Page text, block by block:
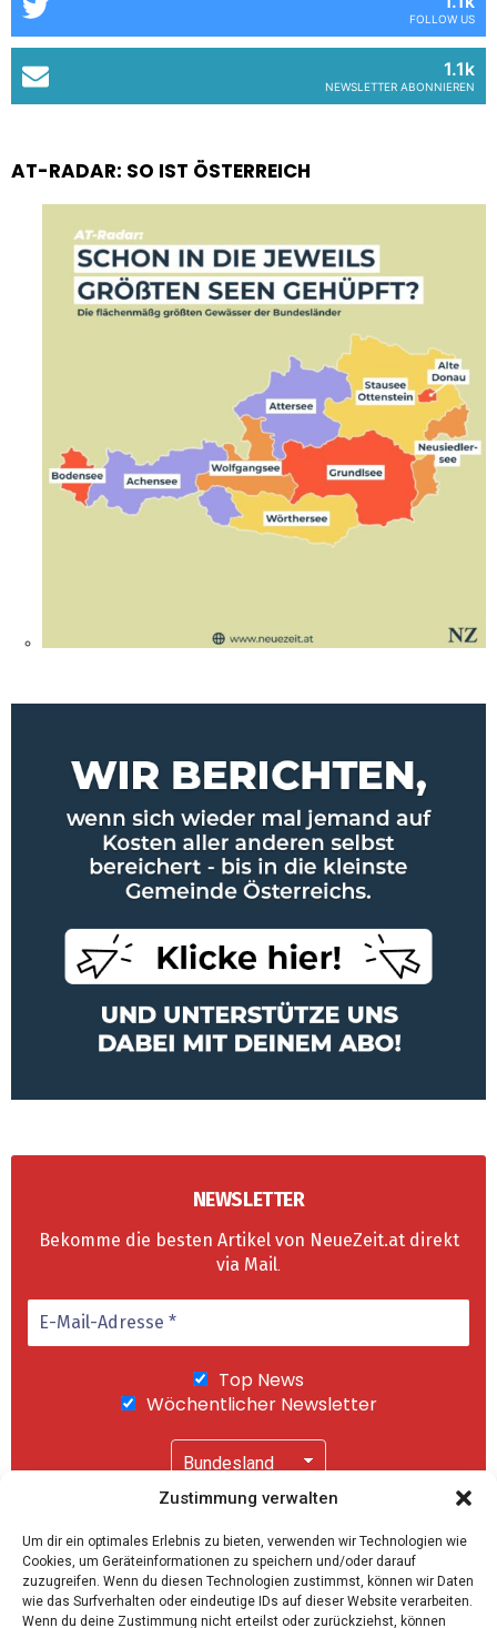
Zustimmung verwalten
Um dir ein optimales Erlebnis zu bieten, verwenden wir Technologien wie
Cookies, um Geräteinformationen zu speichern und/oder darauf
zuzugreifen. Wenn du diesen Technologien zustimmst, können wir Daten
wie das Surfverhalten oder eindeutige IDs auf dieser Website verarbeiten.
Wenn du deine Zustimmung nicht erteilst oder zurückziehst, können
FOLLOW US
1.1k
NEWSLETTER ABONNIEREN
AT-RADAR: SO IST ÖSTERREICH
NEWSLETTER
Bekomme die besten Artikel von NeueZeit.at direkt
via Mail.
Top News
Wöchentlicher Newsletter
"Abonnieren" akzeptierst Du unsere
Datenschutzerklärung.